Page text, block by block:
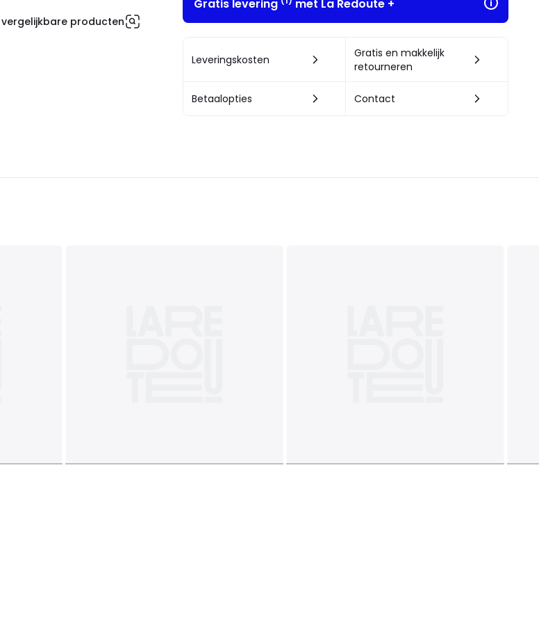
vergelijkbare producten
Gratis levering
met La Redoute +
Leveringskosten
Gratis en makkelijk
retourneren
Betaalopties Contact